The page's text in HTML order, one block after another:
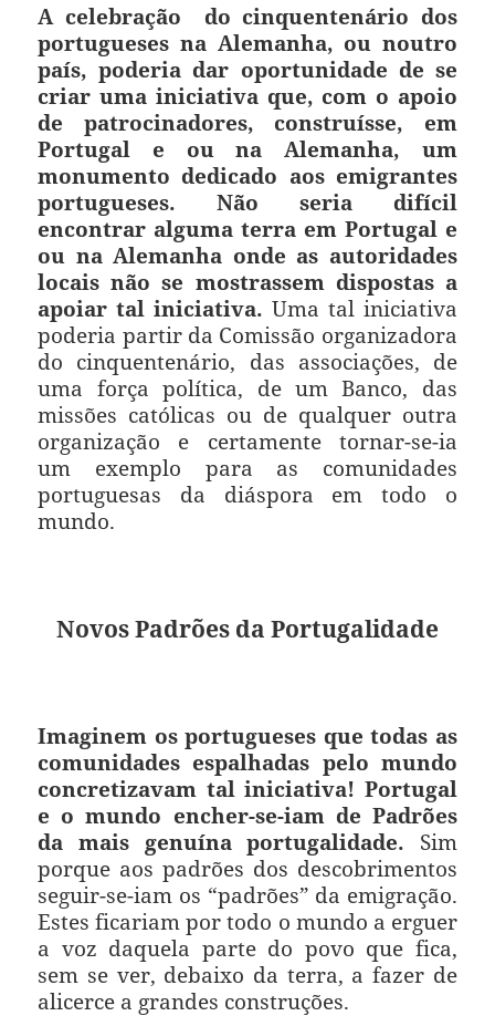
A celebração do cinquentenário dos
portugueses na Alemanha, ou noutro
país, poderia dar oportunidade de se
criar uma iniciativa que, com o apoio
de patrocinadores, construísse, em
Portugal e ou na Alemanha, um
monumento dedicado aos emigrantes
portugueses. Não seria difícil
encontrar alguma terra em Portugal e
ou na Alemanha onde as autoridades
locais não se mostrassem dispostas a
apoiar tal iniciativa. Uma tal iniciativa
poderia partir da Comissão organizadora
do cinquentenário, das associações, de
uma força política, de um Banco, das
missões católicas ou de qualquer outra
organização e certamente tornar-se-ia
um exemplo para as comunidades
portuguesas da diáspora em todo o
mundo.
Novos Padrões da Portugalidade
Imaginem os portugueses que todas as
comunidades espalhadas pelo mundo
concretizavam tal iniciativa! Portugal
e o mundo encher-se-iam de Padrões
da mais genuína portugalidade. Sim
porque aos padrões dos descobrimentos
seguir-se-iam os “padrões” da emigração.
Estes ficariam por todo o mundo a erguer
a voz daquela parte do povo que fica,
sem se ver, debaixo da terra, a fazer de
alicerce a grandes construções.